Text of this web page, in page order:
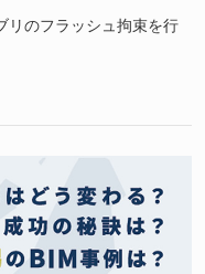
リのフラッシュ拘束を行